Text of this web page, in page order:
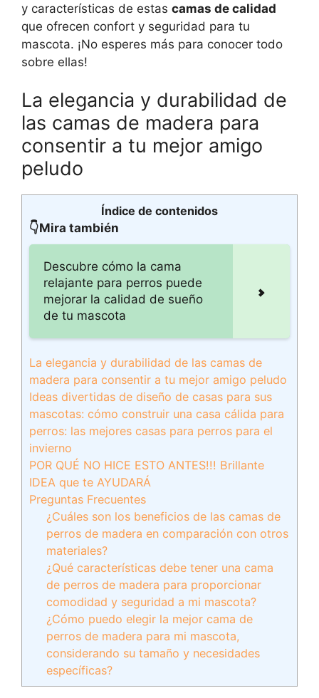
y características de estas camas de calidad
que ofrecen confort y seguridad para tu
mascota. ¡No esperes más para conocer todo
sobre ellas!
La elegancia y durabilidad de
las camas de madera para
consentir a tu mejor amigo
peludo
Índice de contenidos
👇Mira también
Descubre cómo la cama
relajante para perros puede
mejorar la calidad de sueño
de tu mascota
La elegancia y durabilidad de las camas de
madera para consentir a tu mejor amigo peludo
Ideas divertidas de diseño de casas para sus
mascotas: cómo construir una casa cálida para
perros: las mejores casas para perros para el
invierno
POR QUÉ NO HICE ESTO ANTES!!! Brillante
IDEA que te AYUDARÁ
Preguntas Frecuentes
¿Cuáles son los beneficios de las camas de
perros de madera en comparación con otros
materiales?
¿Qué características debe tener una cama
de perros de madera para proporcionar
comodidad y seguridad a mi mascota?
¿Cómo puedo elegir la mejor cama de
perros de madera para mi mascota,
considerando su tamaño y necesidades
específicas?